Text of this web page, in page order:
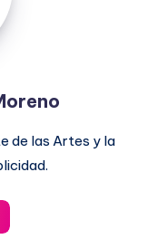
de las Artes y la